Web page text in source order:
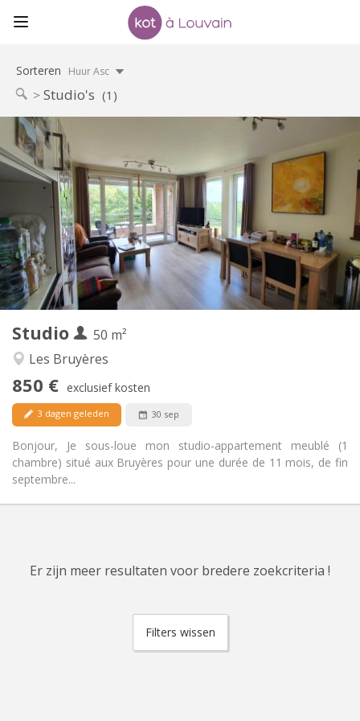
Sorteren Huur Asc
Studio's (1)
Studio
50 m²
Les Bruyères
850 € exclusief kosten
3 dagen geleden 30 sep
Bonjour, Je sous-loue mon studio-appartement meublé (1
chambre) situé aux Bruyères pour une durée de 11 mois, de fin
septembre...
Praktische Informatie
Huur:
850 €
Kosten:
Duur:
11 maanden
Domiciliëring:
Nee
Inrichting
Badkamer:
Privaat
Keuken:
Privé (aparte kamer)
Oppervlakte:
50 m
Private kamers:
4
Er zijn meer resultaten voor bredere zoekcriteria !
Filters wissen